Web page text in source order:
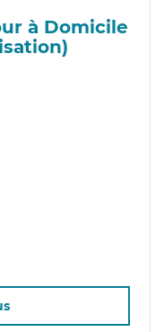
à Domicile